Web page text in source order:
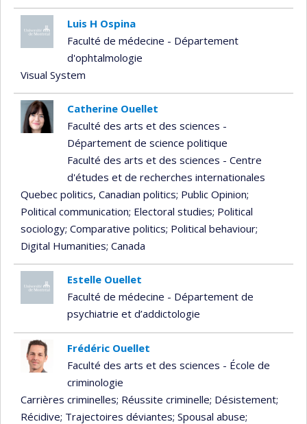
Luis H Ospina
Faculté de médecine - Département
d'ophtalmologie
Visual System
Catherine Ouellet
Faculté des arts et des sciences -
Département de science politique
Faculté des arts et des sciences - Centre
d'études et de recherches internationales
Quebec politics, Canadian politics; Public Opinion;
Political communication; Electoral studies; Political
sociology; Comparative politics; Political behaviour;
Digital Humanities; Canada
Estelle Ouellet
Faculté de médecine - Département de
psychiatrie et d’addictologie
Frédéric Ouellet
Faculté des arts et des sciences - École de
criminologie
Carrières criminelles; Réussite criminelle; Désistement;
Récidive; Trajectoires déviantes; Spousal abuse;